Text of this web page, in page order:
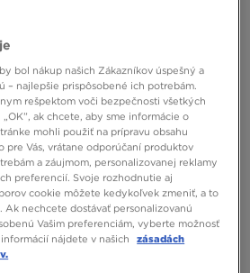
CREP ČISTIACI PROSTRIEDOK FOAM
MINI
bol nákup našich Zákazníkov úspešný a
– najlepšie prispôsobené ich potrebám.
rešpektom voči bezpečnosti všetkých
ak chcete, aby sme informácie o
mohli použiť na prípravu obsahu
pre Vás, vrátane odporúčaní produktov
a záujmom, personalizovanej reklamy
preferencií. Svoje rozhodnutie aj
cookie môžete kedykoľvek zmeniť, a to
Ak nechcete dostávať personalizovanú
Vašim preferenciám, vyberte možnosť
nájdete v našich
zásadách